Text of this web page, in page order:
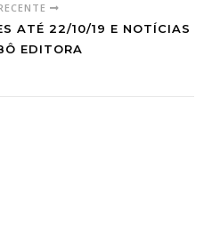
ATÉ 22/10/19 E NOTÍCIAS
EDITORA